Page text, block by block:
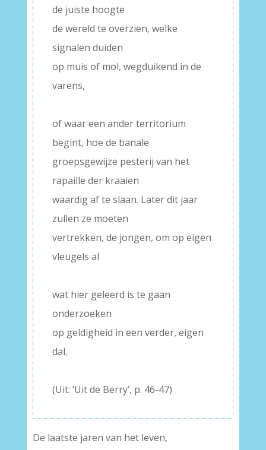
de juiste hoogte
de wereld te overzien, welke
signalen duiden
op muis of mol, wegduikend in de
varens,
of waar een ander territorium
begint, hoe de banale
groepsgewijze pesterij van het
rapaille der kraaien
waardig af te slaan. Later dit jaar
zullen ze moeten
vertrekken, de jongen, om op eigen
vleugels al
wat hier geleerd is te gaan
onderzoeken
op geldigheid in een verder, eigen
dal.
(Uit: ‘Uit de Berry’, p. 46-47)
De laatste jaren van het leven,